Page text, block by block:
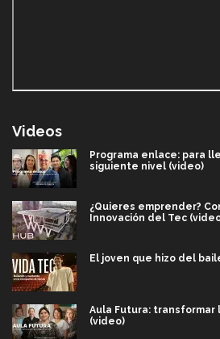
Videos
Programa enlace: para
siguiente nivel (video)
¿Quieres emprender?
Innovación del Tec
El joven que hizo del
Aula Futura:
(video)